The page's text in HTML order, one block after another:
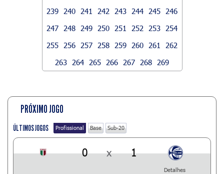
239
240 241 242 243 244 245
246
247
248 249 250 251 252 253
254
255
256 257 258 259 260 261
262
263
264 265 266 267 268 269
PRÓXIMO JOGO
ÚLTIMOS JOGOS Profissional Base Sub-20
0 x 1
Detalhes